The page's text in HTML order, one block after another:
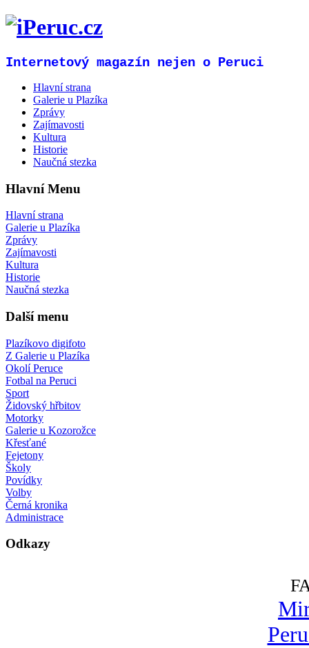
Internetový magazín nejen o Peruci
Hlavní strana
Galerie u Plazíka
Zprávy
Zajímavosti
Kultura
Historie
Naučná stezka
Hlavní Menu
Hlavní strana
Galerie u Plazíka
Zprávy
Zajímavosti
Kultura
Historie
Naučná stezka
Další menu
Plazíkovo digifoto
Z Galerie u Plazíka
Okolí Peruce
Fotbal na Peruci
Sport
Židovský hřbitov
Motorky
Galerie u Kozorožce
Křesťané
Fejetony
Školy
Povídky
Volby
Černá kronika
Administrace
Odkazy